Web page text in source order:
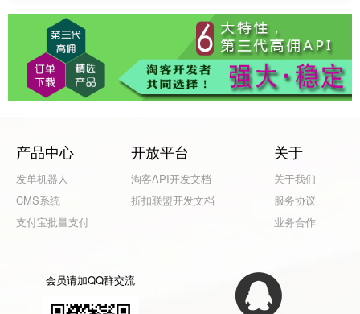
产品中心
发单机器人
CMS系统
支付宝批量支付
开放平台
淘客API开发文档
折扣联盟开发文档
关于
关于我们
服务协议
业务合作
会员请加QQ群交流